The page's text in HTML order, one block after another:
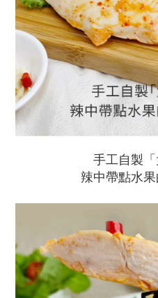
手工自製「
辣中帶點水